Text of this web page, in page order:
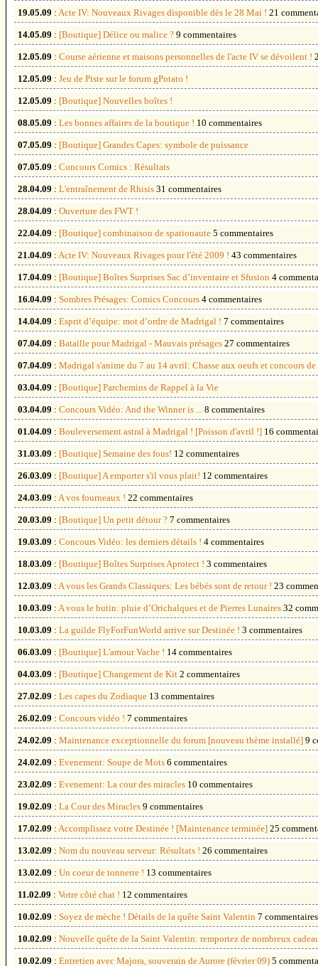
19.05.09 : Acte IV: Nouveaux Rivages disponible dès le 28 Mai ! 21
14.05.09 : [Boutique] Délice ou malice ? 9 commentaires
12.05.09 : Course aérienne et maisons personnelles de l'acte IV se dévoilent !
12.05.09 : Jeu de Piste sur le forum gPotato !
12.05.09 : [Boutique] Nouvelles boîtes !
08.05.09 : Les bonnes affaires de la boutique ! 10 commentaires
07.05.09 : [Boutique] Grandes Capes: symbole de puissance
07.05.09 : Concours Comics : Résultats
28.04.09 : L'entraînement de Rhisis 31 commentaires
28.04.09 : Ouverture des FWT !
22.04.09 : [Boutique] combinaison de spationaute 5 commentaires
21.04.09 : Acte IV: Nouveaux Rivages pour l'été 2009 ! 43 commentaires
17.04.09 : [Boutique] Boîtes Surprises Sac d’inventaire et Sfusion 4
16.04.09 : Sombres Présages: Comics Concours 4 commentaires
14.04.09 : Esprit d’équipe: mot d’ordre de Madrigal ! 7 commentaires
07.04.09 : Bataille pour Madrigal - Mauvais présages 27 commentaires
07.04.09 : Madrigal s'anime du 7 au 14 avril: Chasse aux oeufs et concours de
03.04.09 : [Boutique] Parchemins de Rappel à la Vie
03.04.09 : Concours Vidéo: And the Winner is ... 8 commentaires
01.04.09 : Bouleversement astral à Madrigal ! [Poisson d'avril !] 16
31.03.09 : [Boutique] Semaine des fous! 12 commentaires
26.03.09 : [Boutique] A emporter s'il vous plait! 12 commentaires
24.03.09 : A vos fourneaux ! 22 commentaires
20.03.09 : [Boutique] Un petit détour ? 7 commentaires
19.03.09 : Concours Vidéo: les derniers détails ! 4 commentaires
18.03.09 : [Boutique] Boîtes Surprises Aprotect ! 3 commentaires
12.03.09 : A vous les Grands Classiques: Les bébés sont de retour ! 23
10.03.09 : A vous le butin: pluie d’Orichalques et de Pierres Lunaires 32
10.03.09 : La guilde FlyForFunWorld arrive sur Destinée ! 3 commentaires
06.03.09 : [Boutique] L'amour Vache ! 14 commentaires
04.03.09 : [Boutique] Changement de Kit 2 commentaires
27.02.09 : Les capes du Zodiaque 13 commentaires
26.02.09 : Concours vidéo ! 7 commentaires
24.02.09 : Maintenance exceptionnelle du forum [nouveau thème installé] 9
24.02.09 : Evenement: Soupe de Mots 6 commentaires
23.02.09 : Evenement: La cour des miracles 10 commentaires
19.02.09 : La Cour des Miracles 9 commentaires
17.02.09 : Accomplissez votre Destinée ! [Maintenance terminée] 25
13.02.09 : Nom du nouveau serveur: Résultats ! 26 commentaires
13.02.09 : Un coeur de tonnerre ! 13 commentaires
11.02.09 : Votre côté chat ! 12 commentaires
10.02.09 : Soyez de mèche ! Détails de la quête Saint Valentin 7 commentaires
10.02.09 : Nouvelle quête de la Saint Valentin: remportez de nombreux
10.02.09 : Entretien avec Majora, souverain de Aurore (février 09) 5